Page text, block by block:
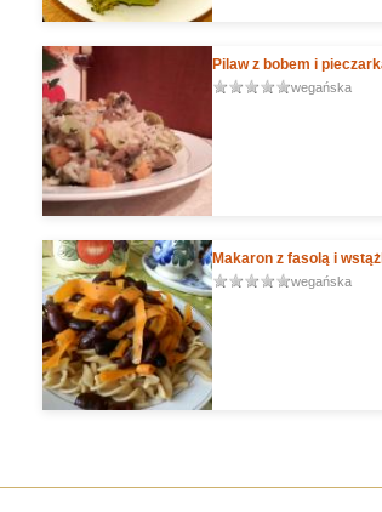
Pilaw z bobem i
wegańska
Makaron z fasolą i
wegańska